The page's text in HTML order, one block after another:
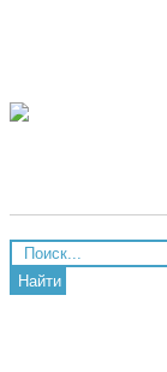
Найти